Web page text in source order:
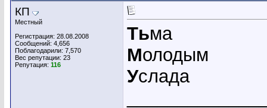
КП
Местный
Регистрация: 28.08.2008
Сообщений: 4,656
Поблагодарили: 7,570
Вес репутации: 23
Репутация: 116
Тьма
Молодым
Услада